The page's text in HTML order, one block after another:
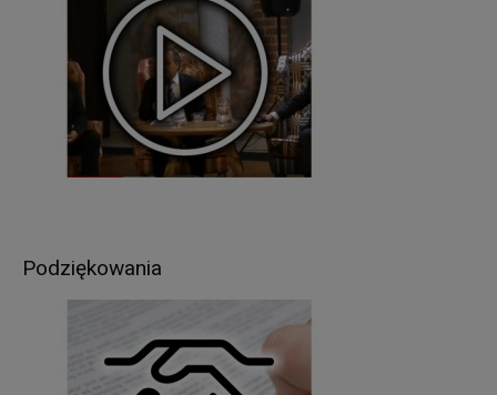
Podziękowania
RODO z zastrzeżeniem, że udostępniane dane
osobowe nie mogą ujawniać informacji niejawnych,
ani naruszać tajemnic prawnie chronionych, do
których zachowania zobowiązany jest
Administrator,
sprostowania (poprawiania) danych osobowych –
w przypadku, gdy dane są nieprawidłowe lub
przetwarza dane osobowe na podstawie
przepisów prawa, dane zostaną usunięte po
zakończeniu okresu archiwizacji);
ograniczenia przetwarzania danych, na podstawie
art. 18 RODO,